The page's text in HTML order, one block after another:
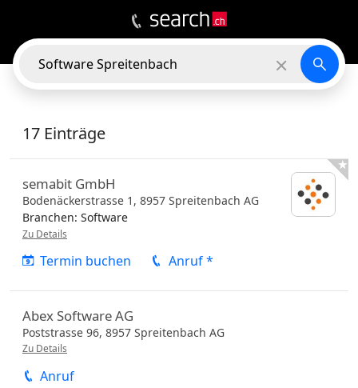
17 Einträge

semabit GmbH
Bodenäckerstrasse 1, 8957 Spreitenbach AG
Branchen: Software
Zu Details
Termin buchen Anruf *
Abex Software AG
Poststrasse 96, 8957 Spreitenbach AG
Zu Details
Anruf